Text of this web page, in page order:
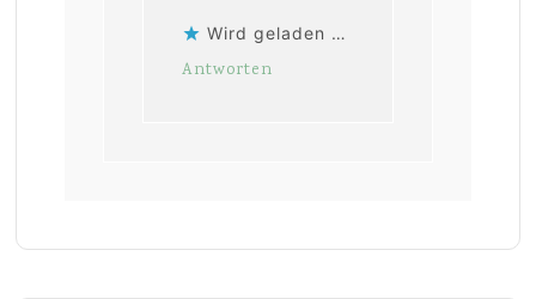
Wird geladen …
Antworten